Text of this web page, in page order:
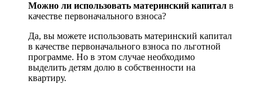
Можно ли использовать материнский капитал в
качестве первоначального взноса?
Да, вы можете использовать материнский капитал
в качестве первоначального взноса по льготной
программе. Но в этом случае необходимо
выделить детям долю в собственности на
квартиру.